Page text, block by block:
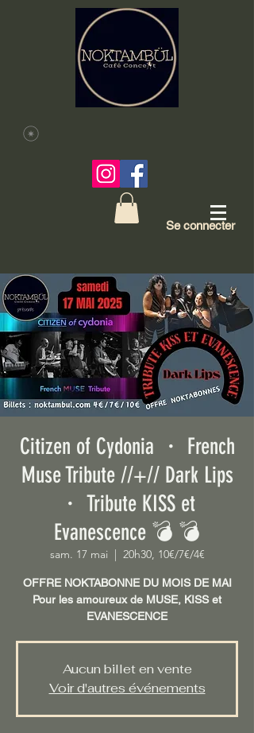
Se connecter
Citizen of Cydonia ・ French
Muse Tribute //+// Dark Lips
・ Tribute KISS et
Evanescence 💣 💣
sam. 17 mai
  |
20h30, 10€/7€/4€
OFFRE NOKTABONNE DU MOIS DE MAI
Pour les amoureux de MUSE, KISS et
EVANESCENCE
Aucun billet en vente
Voir d'autres événements